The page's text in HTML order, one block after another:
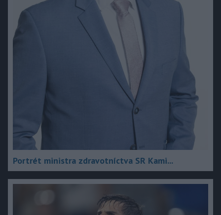
Portrét ministra zdravotníctva SR Kami...